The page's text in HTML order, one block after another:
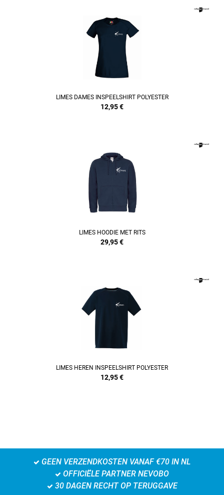
LIMES DAMES INSPEELSHIRT POLYESTER
12,95€
LIMES HOODIE MET RITS
29,95€
LIMES HEREN INSPEELSHIRT POLYESTER
12,95€
GEEN VERZENDKOSTEN VANAF €70 IN NL
OFFICIËLE PARTNER NEVOBO
30 DAGEN RECHT OP TERUGGAVE